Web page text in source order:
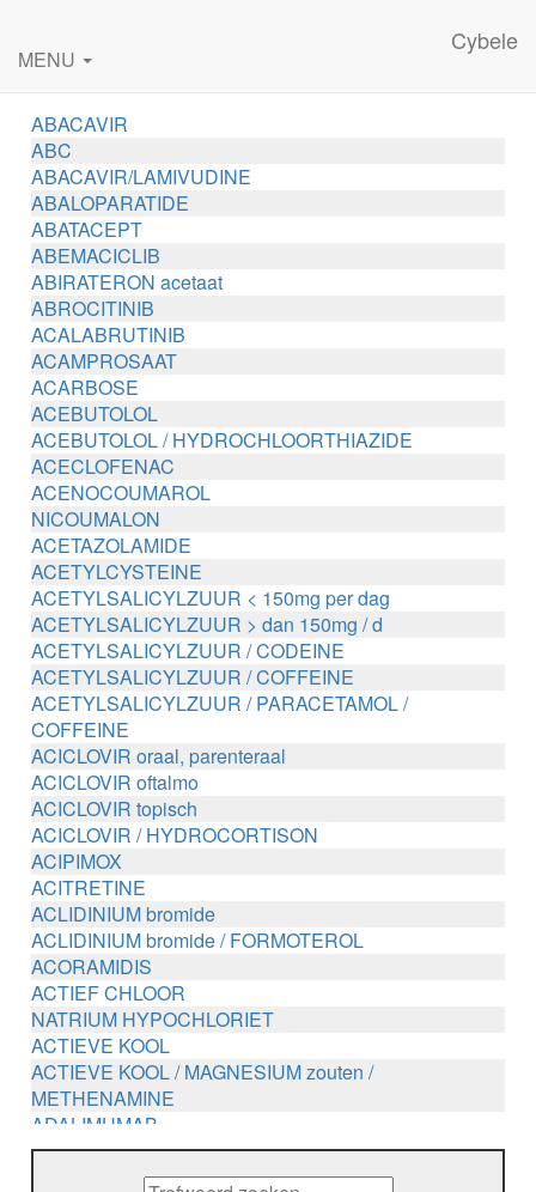
Cybele
MENU
ABACAVIR
ABC
ABACAVIR/LAMIVUDINE
ABALOPARATIDE
ABATACEPT
ABEMACICLIB
ABIRATERON acetaat
ABROCITINIB
ACALABRUTINIB
ACAMPROSAAT
ACARBOSE
ACEBUTOLOL
ACEBUTOLOL / HYDROCHLOORTHIAZIDE
ACECLOFENAC
ACENOCOUMAROL
NICOUMALON
ACETAZOLAMIDE
ACETYLCYSTEINE
ACETYLSALICYLZUUR < 150mg per dag
ACETYLSALICYLZUUR > dan 150mg / d
ACETYLSALICYLZUUR / CODEINE
ACETYLSALICYLZUUR / COFFEINE
ACETYLSALICYLZUUR / PARACETAMOL /
COFFEINE
ACICLOVIR oraal, parenteraal
ACICLOVIR oftalmo
ACICLOVIR topisch
ACICLOVIR / HYDROCORTISON
ACIPIMOX
ACITRETINE
ACLIDINIUM bromide
ACLIDINIUM bromide / FORMOTEROL
ACORAMIDIS
ACTIEF CHLOOR
NATRIUM HYPOCHLORIET
ACTIEVE KOOL
ACTIEVE KOOL / MAGNESIUM zouten /
METHENAMINE
ADALIMUMAB
ADAPALEEN
ADAPALEEN / BENZOYLPEROXIDE